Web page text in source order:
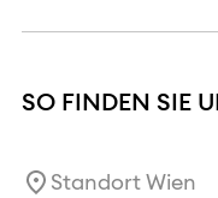
SO FINDEN SIE
Standort Wien